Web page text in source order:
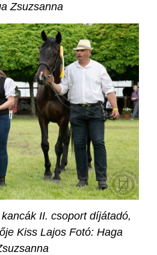
Zsuzsanna
II. csoport díjátadó,
Kiss Lajos Fotó: Haga